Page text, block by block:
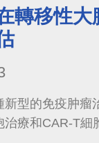
效，令人欣慰
先受惠的是國人
西亞神經外科
，台、馬神經
轉移性
新型的免疫肿瘤
療和CAR-T細